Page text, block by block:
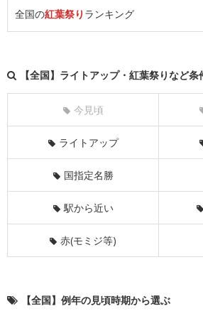
全国の紅葉祭り ランキング
【全国】ライトアップ・紅葉祭りなど
今見頃
ライトアップ
国指定名勝
駅から近い
赤(モミジ等)
【全国】例年の見頃時期から選ぶ